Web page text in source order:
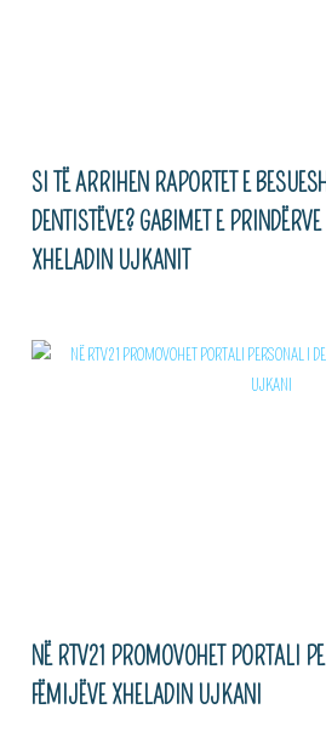
SI TË ARRIHEN RAPORTET E
DENTISTËVE? GABIMET E
XHELADIN UJKANIT
NË RTV21 PROMOVOHET PORTALI
FËMIJËVE XHELADIN UJKANI